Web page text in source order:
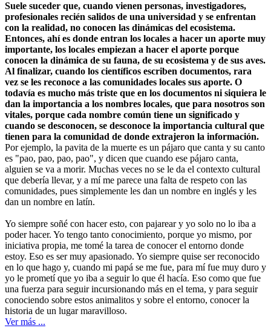
Suele suceder que, cuando vienen personas, investigadores,
profesionales recién salidos de una universidad y se enfrentan
con la realidad, no conocen las dinámicas del ecosistema.
Entonces, ahí es donde entran los locales a hacer un aporte muy
importante, los locales empiezan a hacer el aporte porque
conocen la dinámica de su fauna, de su ecosistema y de sus aves.
Al finalizar, cuando los científicos escriben documentos, rara
vez se les reconoce a las comunidades locales sus aporte. O
todavía es mucho más triste que en los documentos ni siquiera le
dan la importancia a los nombres locales, que para nosotros son
vitales, porque cada nombre común tiene un significado y
cuando se desconocen, se desconoce la importancia cultural que
tienen para la comunidad de donde extrajeron la información.
Por ejemplo, la pavita de la muerte es un pájaro que canta y su canto
es "pao, pao, pao, pao", y dicen que cuando ese pájaro canta,
alguien se va a morir. Muchas veces no se le da el contexto cultural
que debería llevar, y a mí me parece una falta de respeto con las
comunidades, pues simplemente les dan un nombre en inglés y les
dan un nombre en latín.
Yo siempre soñé con hacer esto, con pajarear y yo solo no lo iba a
poder hacer. Yo tengo tanto conocimiento, porque yo mismo, por
iniciativa propia, me tomé la tarea de conocer el entorno donde
estoy. Eso es ser muy apasionado. Yo siempre quise ser reconocido
en lo que hago y, cuando mi papá se me fue, para mí fue muy duro y
yo le prometí que yo iba a seguir lo que él hacía. Eso como que fue
una fuerza para seguir incursionando más en el tema, y para seguir
conociendo sobre estos animalitos y sobre el entorno, conocer la
historia de un lugar maravilloso.
Ver más ...